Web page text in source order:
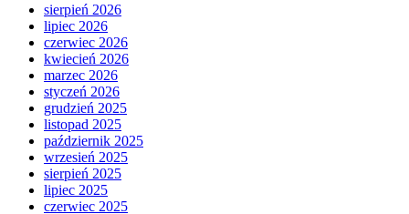
sierpień 2026
lipiec 2026
czerwiec 2026
kwiecień 2026
marzec 2026
styczeń 2026
grudzień 2025
listopad 2025
październik 2025
wrzesień 2025
sierpień 2025
lipiec 2025
czerwiec 2025